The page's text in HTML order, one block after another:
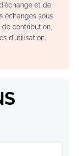
et de
échanges sous
contribution,
d’utilisation.